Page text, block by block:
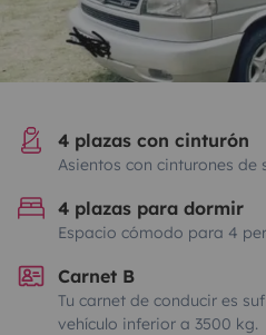
4 plazas con cinturón
Asientos con cinturones de
4 plazas para dormir
Espacio cómodo para 4
Carnet B
Tu carnet de conducir es
vehículo inferior a 3500 kg.